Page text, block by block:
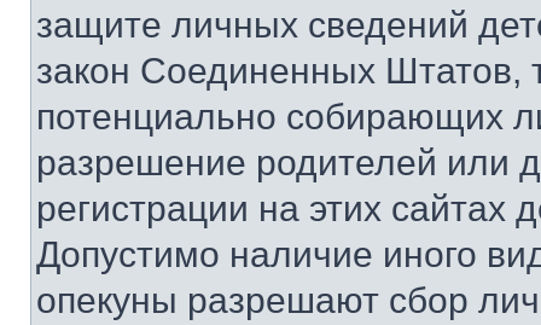
защите личных сведений
закон Соединенных Штатов,
потенциально собирающих
разрешение родителей или
регистрации на этих сайтах
Допустимо наличие иного
опекуны разрешают сбор